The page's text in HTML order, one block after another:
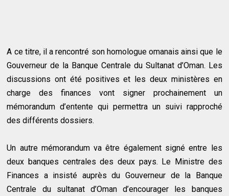
A ce titre, il a rencontré son homologue omanais ainsi que le
Gouverneur de la Banque Centrale du Sultanat d’Oman. Les
discussions ont été positives et les deux ministères en
charge des finances vont signer prochainement un
mémorandum d’entente qui permettra un suivi rapproché
des différents dossiers.
Un autre mémorandum va être également signé entre les
deux banques centrales des deux pays. Le Ministre des
Finances a insisté auprès du Gouverneur de la Banque
Centrale du sultanat d’Oman d’encourager les banques